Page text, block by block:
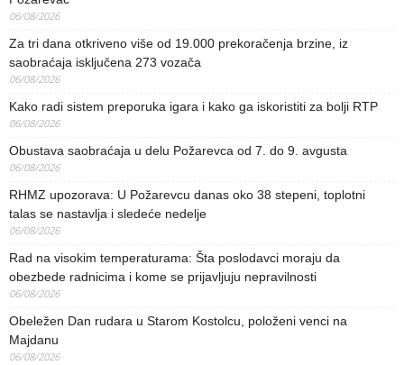
06/08/2026
Za tri dana otkriveno više od 19.000 prekoračenja brzine, iz
saobraćaja isključena 273 vozača
06/08/2026
Kako radi sistem preporuka igara i kako ga iskoristiti za bolji RTP
06/08/2026
Obustava saobraćaja u delu Požarevca od 7. do 9. avgusta
06/08/2026
RHMZ upozorava: U Požarevcu danas oko 38 stepeni, toplotni
talas se nastavlja i sledeće nedelje
06/08/2026
Rad na visokim temperaturama: Šta poslodavci moraju da
obezbede radnicima i kome se prijavljuju nepravilnosti
06/08/2026
Obeležen Dan rudara u Starom Kostolcu, položeni venci na
Majdanu
06/08/2026